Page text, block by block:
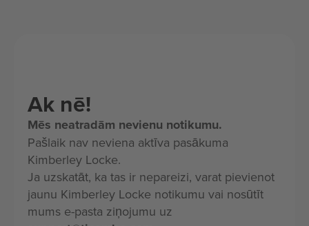
Ak nē!
Mēs neatradām nevienu notikumu.
Pašlaik nav neviena aktīva pasākuma
Kimberley Locke.
Ja uzskatāt, ka tas ir nepareizi, varat pievienot
jaunu Kimberley Locke notikumu vai nosūtīt
mums e-pasta ziņojumu uz